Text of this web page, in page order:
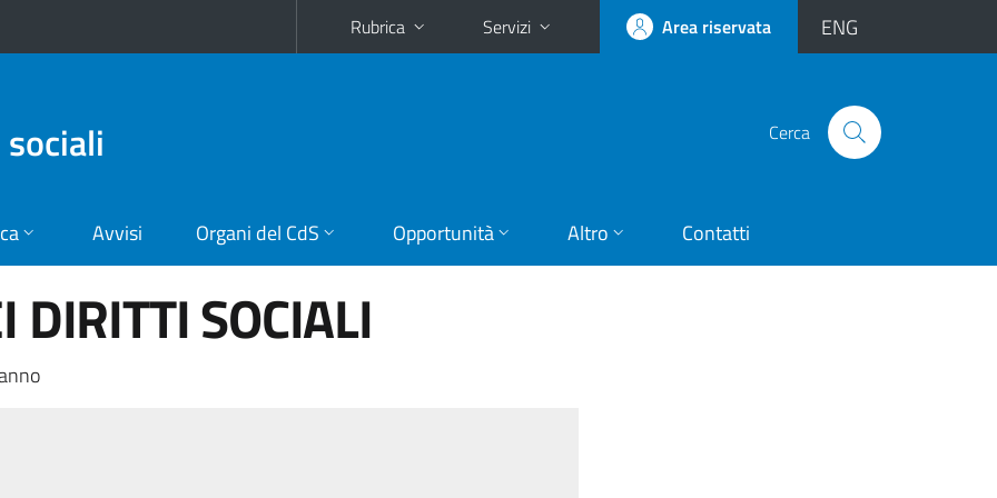
Rubrica Servizi Area riservata ENG
Cerca
Avvisi Organi del CdS Opportunità Altro Contatti
DIRITTI SOCIALI